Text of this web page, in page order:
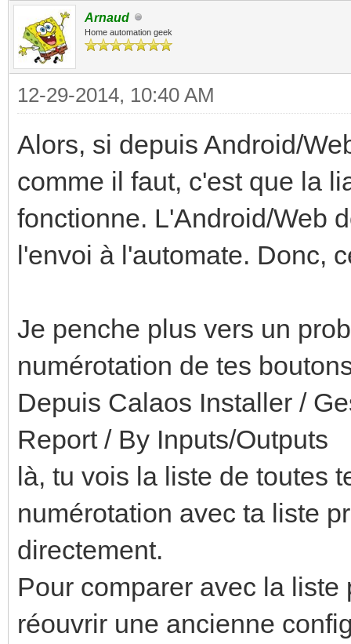
Arnaud
Home automation geek
12-29-2014, 10:40 AM
Alors, si depuis Android/
comme il faut, c'est que la
fonctionne. L'Android/Web
l'envoi à l'automate. Donc,
Je penche plus vers un
numérotation de tes
Depuis Calaos Installer /
Report / By Inputs/Outputs
là, tu vois la liste de toutes
numérotation avec ta liste
directement.
Pour comparer avec la
réouvrir une ancienne